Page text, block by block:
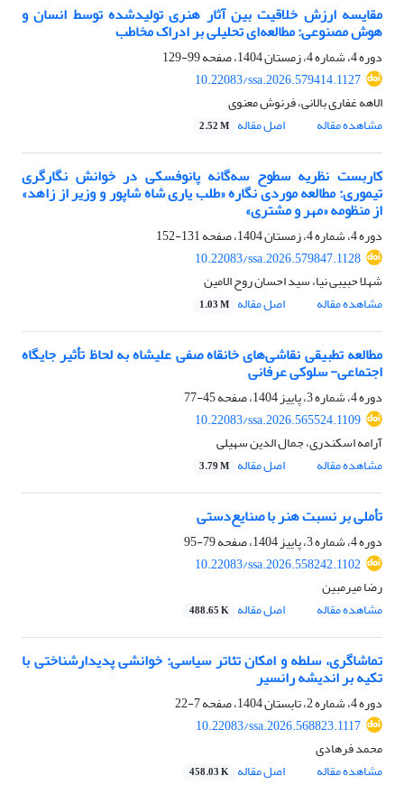
مقایسه ارزش خلاقیت بین آثار هنری تولیدشده توسط انسان و
هوش مصنوعی: مطالعه‌ای تحلیلی بر ادراک مخاطب
دوره 4، شماره 4، زمستان 1404، صفحه
99-129
10.22083/ssa.2026.579414.1127
الاهه غفاری بالانی، فرنوش معنوی
مشاهده مقاله
اصل مقاله 2.52 M
کاربست نظریه سطوح سه‌گانه پانوفسکی در خوانش نگارگری
تیموری: مطالعه موردی نگاره «طلب یاری شاه شاپور و وزیر از زاهد»
از منظومه «مهر و مشتری»
دوره 4، شماره 4، زمستان 1404، صفحه
131-152
10.22083/ssa.2026.579847.1128
شهلا حبیبی نیا، سید احسان روح الامین
مشاهده مقاله
اصل مقاله 1.03 M
مطالعه تطبیقی نقاشی‌های خانقاه صفی علیشاه به لحاظ تأثیر جایگاه
اجتماعی- سلوکی عرفانی
دوره 4، شماره 3، پاییز 1404، صفحه
45-77
10.22083/ssa.2026.565524.1109
آرامه اسکندری، جمال الدین سهیلی
مشاهده مقاله
اصل مقاله 3.79 M
تأملی بر نسبت هنر با صنایع‌دستی
دوره 4، شماره 3، پاییز 1404، صفحه
79-95
10.22083/ssa.2026.558242.1102
رضا میرمبین
مشاهده مقاله
اصل مقاله 488.65 K
تماشاگری، سلطه و امکان تئاتر سیاسی: خوانشی پدیدارشناختی با
تکیه بر اندیشه رانسیر
دوره 4، شماره 2، تابستان 1404، صفحه
7-22
10.22083/ssa.2026.568823.1117
محمد فرهادی
مشاهده مقاله
اصل مقاله 458.03 K